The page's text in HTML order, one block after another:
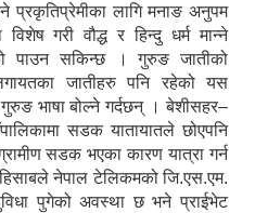
प्रकृतिप्रेमीका लागि मनाङ अनुपम
गरी वौद्ध र हिन्दु धर्म मान्ने
पाउन सकिन्छ । गुरुङ जातीको
जातीहरु पनि रहेको यस
भाषा बोल्ने गर्दछन् । बेशीसहर–
सडक यातायातले छोएपनि
सडक भएका कारण यात्रा गर्न
नेपाल टेलिकमको जि.एस.एम.
पुगेको अवस्था छ भने प्राईभेट